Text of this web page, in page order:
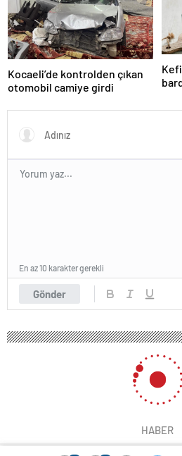
Kocaeli’de kontrolden çıkan
otomobil camiye girdi
Gönder
En az 10 karakter gerekli
HABER